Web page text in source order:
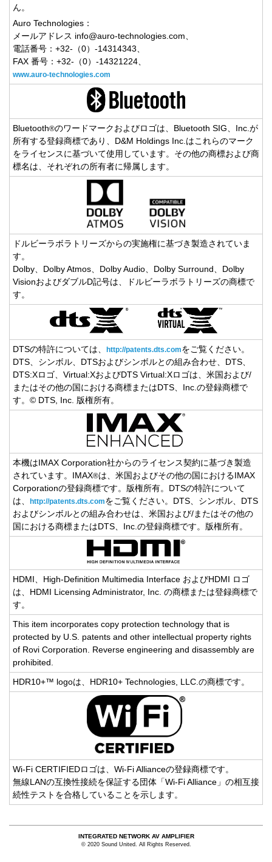
ん。
Auro Technologies：
メールアドレス info@auro-technologies.com
電話番号：+32-（0）-14314343、
FAX 番号：+32-（0）-14321224、
www.auro-technologies.com
Bluetooth®のワードマークおよびロゴは、Bluetooth SIG、Inc.が
所有する登録商標であり、D&M Holdings Inc.はこれらのマーク
をライセンスに基づいて使用しています。その他の商標および商
標名は、それぞれの所有者に帰属します。
ドルビーラボラトリーズからの実施権に基づき製造されていま
す。
Dolby、Dolby Atmos、Dolby Audio、Dolby Surround、Dolby
VisionおよびダブルD記号は、ドルビーラボラトリーズの商標で
す。
DTSの特許については、 http://patents.dts.comをご覧ください。
DTS、シンボル、DTSおよびシンボルとの組み合わせ、DTS、
DTS:Xロゴ、Virtual:XおよびDTS Virtual:Xロゴは、米国および/
またはその他の国における商標またはDTS、Inc.の登録商標で
す。© DTS, Inc. 版権所有。
本機はIMAX Corporation社からのライセンス契約に基づき製造
されています。IMAX®は、米国およびその他の国におけるIMAX
Corporationの登録商標です。版権所有。DTSの特許について
は、
http://patents.dts.comをご覧ください。DTS、シンボル、DTS
およびシンボルとの組み合わせは、米国および/またはその他の
国における商標またはDTS、Inc.の登録商標です。版権所有。
HDMI、High-Definition Multimedia Interface およびHDMI ロゴ
は、HDMI Licensing Administrator, Inc. の商標または登録商標で
す。
This item incorporates copy protection technology that is
protected by U.S. patents and other intellectual property rights
of Rovi Corporation. Reverse engineering and disassembly are
prohibited.
HDR10+™ logoは、HDR10+ Technologies, LLC.の商標です。
Wi-Fi CERTIFIEDロゴは、Wi-Fi Allianceの登録商標です。
無線LANの互換性接続を保証する団体「Wi-Fi Alliance」の相互接
続性テストを合格していることを示します。
INTEGRATED NETWORK AV AMPLIFIER
© 2020 Sound United. All Rights Reserved.